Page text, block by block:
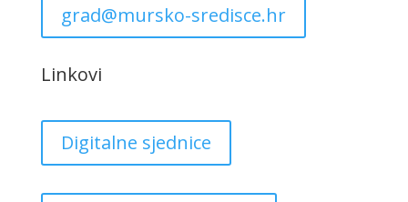
grad@mursko-sredisce.hr
Linkovi
Digitalne sjednice